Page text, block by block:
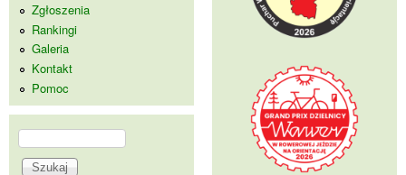
Zgłoszenia
Rankingi
Galeria
Kontakt
Pomoc
Formularz wyszukiwania
Szukaj